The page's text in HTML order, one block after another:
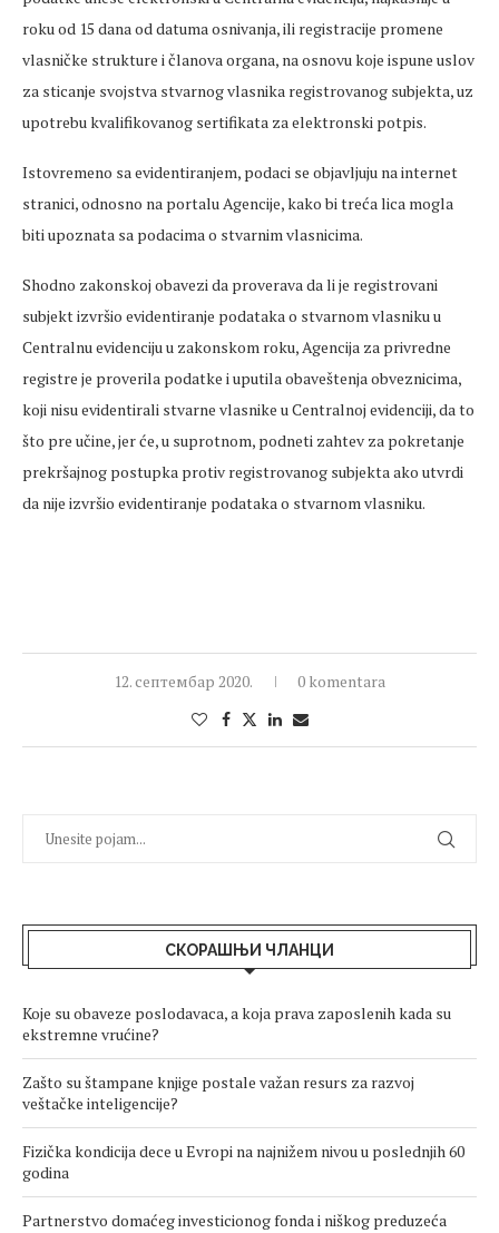
roku od 15 dana od datuma osnivanja, ili registracije promene
vlasničke strukture i članova organa, na osnovu koje ispune uslov
za sticanje svojstva stvarnog vlasnika registrovanog subjekta, uz
upotrebu kvalifikovanog sertifikata za elektronski potpis.
Istovremeno sa evidentiranjem, podaci se objavljuju na internet
stranici, odnosno na portalu Agencije, kako bi treća lica mogla
biti upoznata sa podacima o stvarnim vlasnicima.
Shodno zakonskoj obavezi da proverava da li je registrovani
subjekt izvršio evidentiranje podataka o stvarnom vlasniku u
Centralnu evidenciju u zakonskom roku, Agencija za privredne
registre je proverila podatke i uputila obaveštenja obveznicima,
koji nisu evidentirali stvarne vlasnike u Centralnoj evidenciji, da to
što pre učine, jer će, u suprotnom, podneti zahtev za pokretanje
prekršajnog postupka protiv registrovanog subjekta ako utvrdi
da nije izvršio evidentiranje podataka o stvarnom vlasniku.
12. септембар 2020. 0 komentara
СКОРАШЊИ ЧЛАНЦИ
Koje su obaveze poslodavaca, a koja prava zaposlenih kada su
ekstremne vrućine?
Zašto su štampane knjige postale važan resurs za razvoj
veštačke inteligencije?
Fizička kondicija dece u Evropi na najnižem nivou u poslednjih 60
godina
Partnerstvo domaćeg investicionog fonda i niškog preduzeća